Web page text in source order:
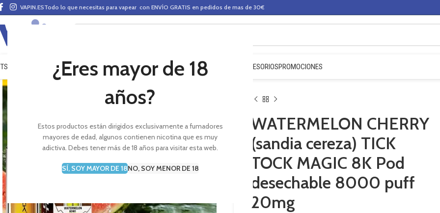
¿Eres mayor de 18
años?
Estos productos están dirigidos exclusivamente a fumadores
mayores de edad, algunos contienen nicotina que es muy
adictiva. Debes tener más de 18 años para visitar esta web.
SÍ, SOY MAYOR DE 18NO, SOY MENOR DE 18
VAPIN.ESTodo lo que necesitas para vapear con ENVÍO GRATIS en pedidos de mas de 30€
VAPEO MODS CLAROMIZADORES BASES Y AROMAS (ALQUIMIA) ACCESORIOSPROMOCIONES
WATERMELON CHERRY
(sandia cereza) TICK
TOCK MAGIC 8K Pod
desechable 8000 puff
20mg